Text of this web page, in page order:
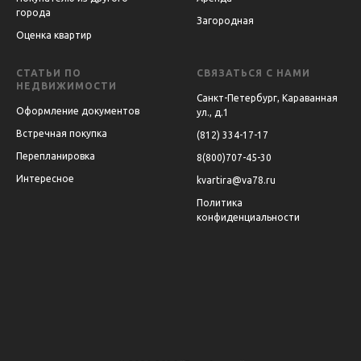
города
Оценка квартир
Загородная
СТАТЬИ ПО
НЕДВИЖИМОСТИ
Оформление документов
Встречная покупка
Перепланировка
Интересное
СВЯЗАТЬСЯ С НАМИ
Санкт-Петербург, Караванная
ул., д.1
(812) 334-17-17
8(800)707-45-30
kvartira@va78.ru
Политика
конфиденциальности